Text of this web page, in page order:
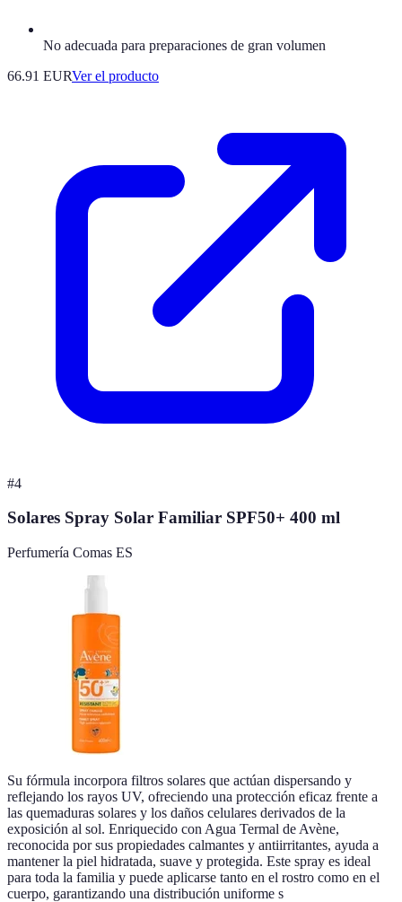
No adecuada para preparaciones de gran volumen
66.91 EURVer el producto
#4
Solares Spray Solar Familiar SPF50+ 400 ml
Perfumería Comas ES
Su fórmula incorpora filtros solares que actúan dispersando y
reflejando los rayos UV, ofreciendo una protección eficaz frente a
las quemaduras solares y los daños celulares derivados de la
exposición al sol. Enriquecido con Agua Termal de Avène,
reconocida por sus propiedades calmantes y antiirritantes, ayuda a
mantener la piel hidratada, suave y protegida. Este spray es ideal
para toda la familia y puede aplicarse tanto en el rostro como en el
cuerpo, garantizando una distribución uniforme s